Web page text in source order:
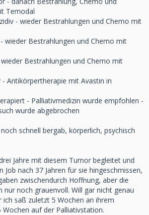
Temodal
- wieder Bestrahlungen und Chemo mit
- wieder Bestrahlungen und Chemo mit
Bestrahlungen und Chemo mit
- Antikörpertherapie mit Avastin in
- Palliativmedizin wurde empfohlen -
wurde abgebrochen
schnell bergab, körperlich, psychisch
Jahre mit diesem Tumor begleitet und
Job nach 37 Jahren für sie hingeschmissen,
zwischendurch Hoffnung, aber die
noch grauenvoll. Will gar nicht genau
ich saß zuletzt 5 Wochen an ihrem
auf der Palliativstation.